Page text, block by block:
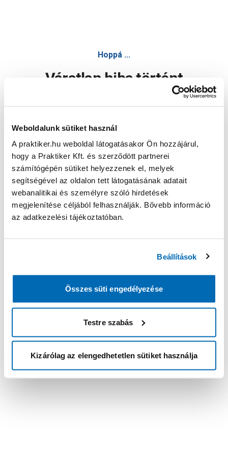
Weboldalunk sütiket használ
A praktiker.hu weboldal látogatásakor Ön hozzájárul,
hogy a Praktiker Kft. és szerződött partnerei
számítógépén sütiket helyezzenek el, melyek
segítségével az oldalon tett látogatásának adatait
webanalitikai és személyre szóló hirdetések
megjelenítése céljából felhasználják. Bővebb információ
az adatkezelési tájékoztatóban.
Beállítások
Összes süti engedélyezése
Testre szabás
Kizárólag az elengedhetetlen sütiket használja
Hoppá ...
Váratlan hiba történt
Oldal újratöltése